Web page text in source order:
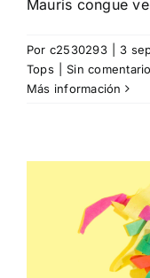
Mauris congue
Por c2530293 3
Tops
Sin
Más información